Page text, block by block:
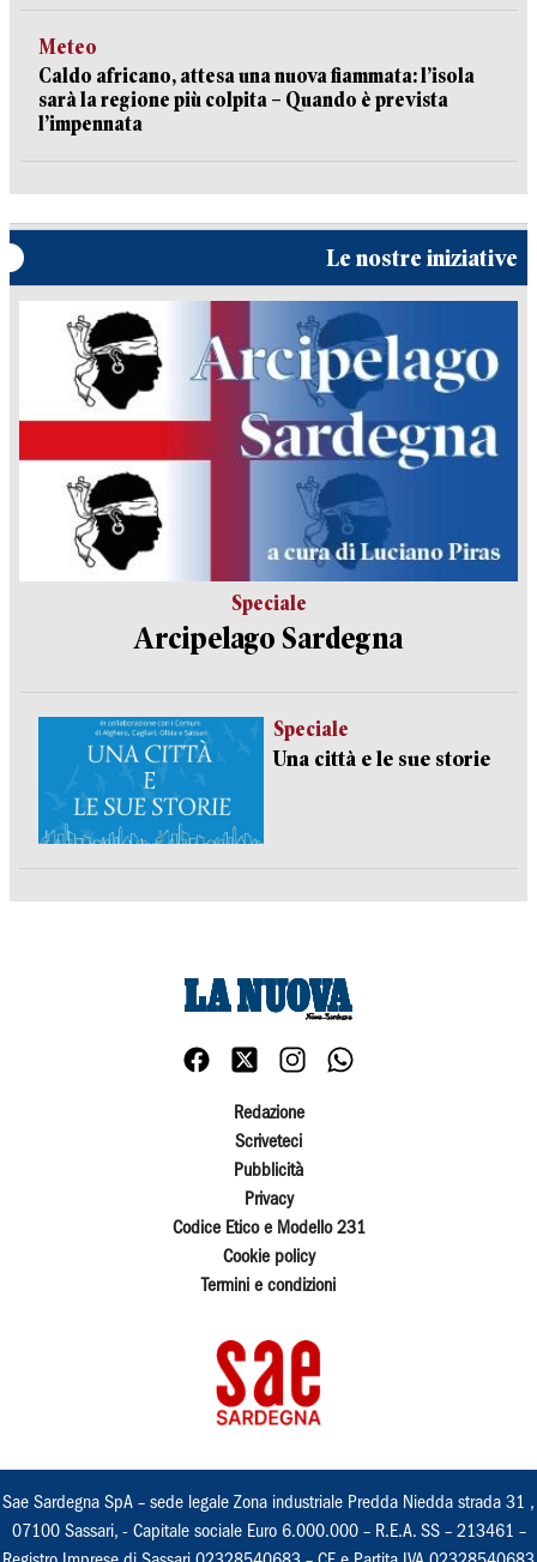
Meteo
Caldo africano, attesa una nuova fiammata: l’isola
sarà la regione più colpita – Quando è prevista
l’impennata
Le nostre iniziative
Speciale
Arcipelago Sardegna
Speciale
Una città e le sue storie
Redazione
Scriveteci
Pubblicità
Privacy
Codice Etico e Modello 231
Cookie policy
Termini e condizioni
Sae Sardegna SpA – sede legale Zona industriale Predda Niedda strada 31 ,
07100 Sassari, - Capitale sociale Euro 6.000.000 – R.E.A. SS – 213461 –